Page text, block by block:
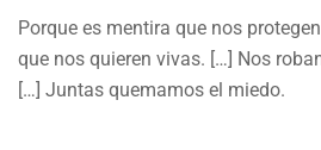
Porque es mentira que nos
que nos quieren vivas. […] Nos
[…] Juntas quemamos el miedo.